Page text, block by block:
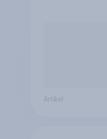
Artikel